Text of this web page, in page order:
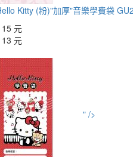
Kitty (粉)"加厚"音樂學費袋
15 元
13 元
" />